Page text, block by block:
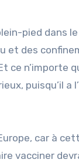
pied dans
et des
ce n’importe
puisqu’il a
car à
vacciner